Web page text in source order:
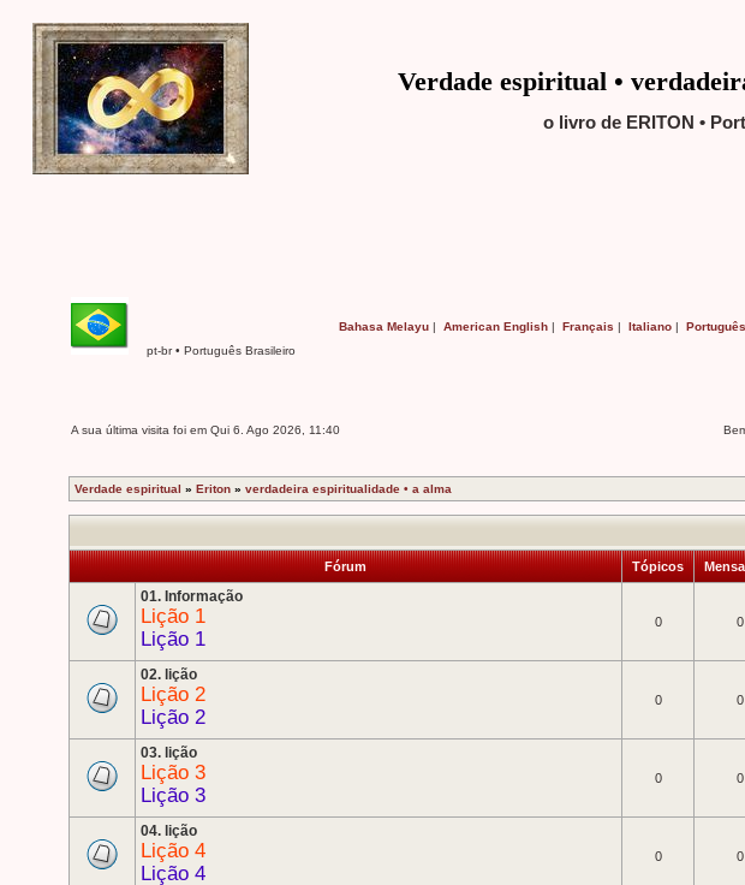
Verdade espiritual •
o livro de ERITON •
pt-br • Português Brasileiro
Bahasa Melayu | American English | Français | Italiano | Português
A sua última visita foi em Qui 6. Ago 2026, 11:40
Verdade espiritual » Eriton » verdadeira espiritualidade • a alma
Fórum Tópicos
01. Informação
Lição 1
Lição 1
0 0
02. lição
Lição 2
Lição 2
0 0
03. lição
Lição 3
Lição 3
0 0
04. lição
Lição 4
Lição 4
0 0